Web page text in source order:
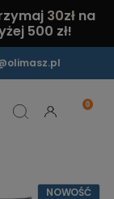
30złna
500 zł!
NOWOŚĆ